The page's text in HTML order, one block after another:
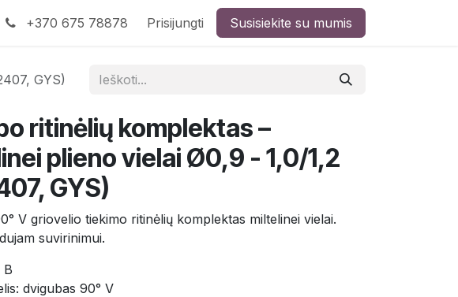
+370 675 78878 Prisijungti Susisiekite su mumis
GYS)
ritinėlių komplektas –
plieno vielai Ø0,9 - 1,0/1,2
GYS)
V griovelio tiekimo ritinėlių komplektas miltelinei vielai.
suvirinimui.
B
dvigubas 90° V